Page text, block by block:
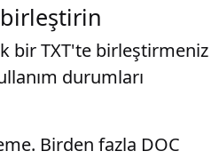
bir TXT'te birleştirmeniz
durumları
. Birden fazla DOC